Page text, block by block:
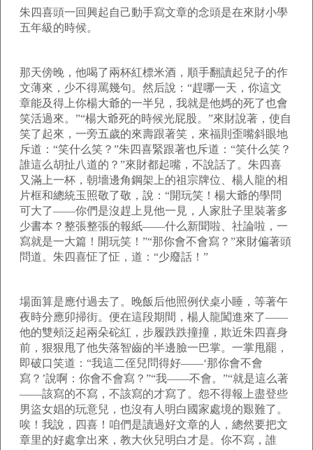
朱四喜頭一回興起自己動手寫文章的念頭是在來財小學
五年級的時候。
那天傍晚，他喝了兩杯紅標米酒，順手翻讀起兒子的作
文薄來，少不得罵幾句。然后說：“趕哪一天，你這文
章能及得上你楊大爺的一半兒，我就是他媽的死了也會
笑活過來。”“楊大爺死的時候光屁股。”來財說著，使自
笑了起來，一旁五歲的來壽跟著笑，來福則歪嘴斜眼地
斥道：“笑什么笑？”朱四喜緊跟著也斥道：“笑什么笑？
誰這么胡扯八道的？”來財都起嘴，不說話了。朱四喜
又滿上一杯，朝墻邊角鋼架上的祖宗牌位、楊人龍的相
片框和總統玉照敬了敬，說：“開玩笑！楊大爺的學問
可大了——你們是沒趕上見他一見，人家肚子里裝著多
少書本？整張整張的報紙——什么新聞啦、社論啦，一
寫就是一大篇！開玩笑！”“那你會不會寫？”來財偏著頭
問道。朱四喜怔了怔，道：“少廢話！”
場面算是應付過去了。晚飯后他照例伏桌小睡，等著午
夜時分應卯掃街。便在這段期間，楊人龍闖進來了——
他的雙頰泛起兩朵砣紅，步履跌跌撞撞，欺近朱四喜身
前，狠狠甩了他失落智齒的半邊臉一巴掌。一掌甩罷，
即破口笑道：“我這二侄兒問得好——‘那你會不會
寫？’說啊：你會不會寫？”“我——不會。”“就是這么著
——該寫的不寫，不該寫的才寫了。怨不得報上盡登些
男盜女娼的玩意兒，也沒有人明白國家處境的艱難了。
唉！我說，四喜！咱們是讀過好文章的人，總然要把文
章里的好處拿出來，教大伙兒明白才是。你不寫，誰